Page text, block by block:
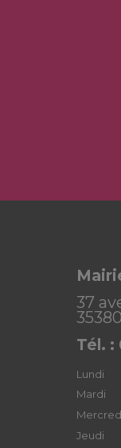
37
Tél. :
Lundi
Mardi
Jeudi